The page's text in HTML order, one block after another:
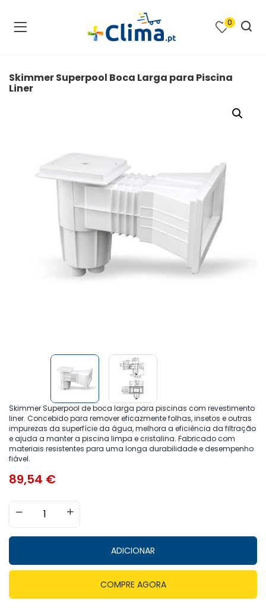
0
Skimmer Superpool Boca Larga para Piscina
Liner
Skimmer Superpool de boca larga para piscinas com revestimento
liner. Concebido para remover eficazmente folhas, insetos e outras
impurezas da superfície da água, melhora a eficiência da filtração
e ajuda a manter a piscina limpa e cristalina. Fabricado com
materiais resistentes para uma longa durabilidade e desempenho
fiável.
89,54 €
ADICIONAR
COMPRE AGORA